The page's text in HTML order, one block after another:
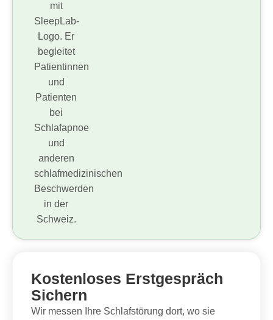
Kostenloses Erstgespräch
Sichern
Wir messen Ihre Schlafstörung dort, wo sie